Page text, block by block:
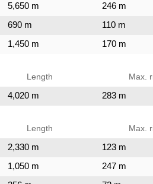
5,650 m 246 m
690 m 110 m
1,450 m 170 m
Length Max.
4,020 m 283 m
Length Max.
2,330 m 123 m
1,050 m 247 m